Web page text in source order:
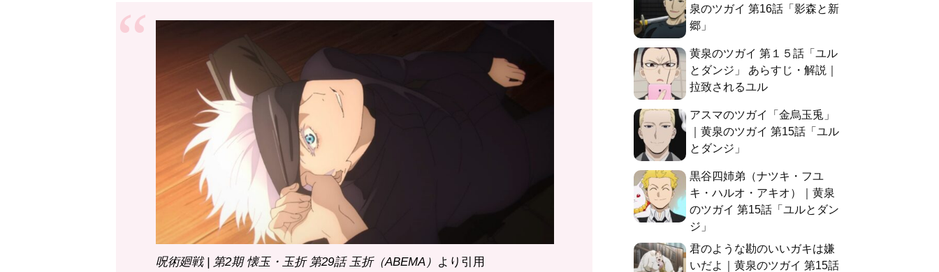
呪術廻戦 | 第2期 懐玉・玉折 第29話 玉折（ABEMA） より引用
泉のツガイ 第16話「影森と新
郷」
黄泉のツガイ 第１５話「ユル
とダンジ」 あらすじ・解説｜
拉致されるユル
アスマのツガイ「金烏玉兎」
｜黄泉のツガイ 第15話「ユル
とダンジ」
黒谷四姉弟（ナツキ・フユ
キ・ハルオ・アキオ）｜黄泉
のツガイ 第15話「ユルとダン
ジ」
君のような勘のいいガキは嫌
いだよ｜黄泉のツガイ 第15話